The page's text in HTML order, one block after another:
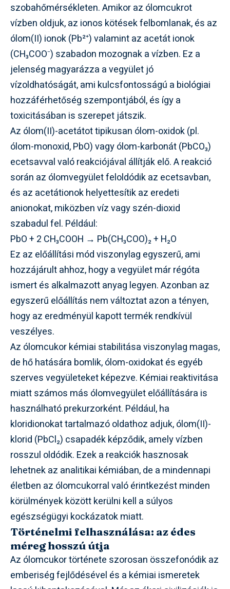
szobahőmérsékleten. Amikor az ólomcukrot
vízben oldjuk, az ionos kötések felbomlanak, és az
ólom(II) ionok (Pb²⁺) valamint az acetát ionok
(CH₃COO⁻) szabadon mozognak a vízben. Ez a
jelenség magyarázza a vegyület jó
vízoldhatóságát, ami kulcsfontosságú a biológiai
hozzáférhetőség szempontjából, és így a
toxicitásában is szerepet játszik.
Az ólom(II)-acetátot tipikusan ólom-oxidok (pl.
ólom-monoxid, PbO) vagy ólom-karbonát (PbCO₃)
ecetsavval való reakciójával állítják elő. A reakció
során az ólomvegyület feloldódik az ecetsavban,
és az acetátionok helyettesítik az eredeti
anionokat, miközben víz vagy szén-dioxid
szabadul fel. Például:
PbO + 2 CH₃COOH → Pb(CH₃COO)₂ + H₂O
Ez az előállítási mód viszonylag egyszerű, ami
hozzájárult ahhoz, hogy a vegyület már régóta
ismert és alkalmazott anyag legyen. Azonban az
egyszerű előállítás nem változtat azon a tényen,
hogy az eredményül kapott termék rendkívül
veszélyes.
Az ólomcukor kémiai stabilitása viszonylag magas,
de hő hatására bomlik, ólom-oxidokat és egyéb
szerves vegyületeket képezve. Kémiai reaktivitása
miatt számos más ólomvegyület előállítására is
használható prekurzorként. Például, ha
kloridionokat tartalmazó oldathoz adjuk, ólom(II)-
klorid (PbCl₂) csapadék képződik, amely vízben
rosszul oldódik. Ezek a reakciók hasznosak
lehetnek az analitikai kémiában, de a mindennapi
életben az ólomcukorral való érintkezést minden
körülmények között kerülni kell a súlyos
egészségügyi kockázatok miatt.
Történelmi felhasználása: az édes
méreg hosszú útja
Az ólomcukor története szorosan összefonódik az
emberiség fejlődésével és a kémiai ismeretek